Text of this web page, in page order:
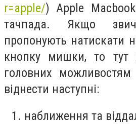
r=apple/) Apple
тачпада. Якщо
пропонують натискати
кнопку мишки, то тут
головних
віднести наступні:
наближення та